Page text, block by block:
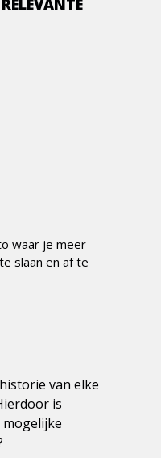
waar je meer
slaan en af te
van elke
is